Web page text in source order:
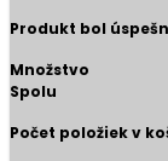
Produkt bol
Množstvo
Spolu
Počet položiek v